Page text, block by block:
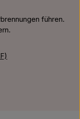
führen.